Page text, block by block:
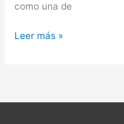
como una de
Leer más »